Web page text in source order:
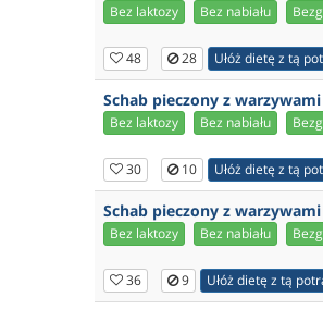
Bez laktozy Bez nabiału
48 28 Ułóż dietę z tą
Schab pieczony z
Bez laktozy Bez nabiału
30 10 Ułóż dietę z tą
Schab pieczony z
Bez laktozy Bez nabiału
36 9 Ułóż dietę z tą